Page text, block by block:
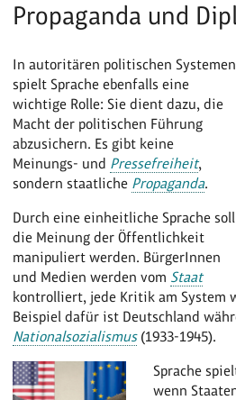
Propaganda und
In autoritären politischen Systemen
spielt Sprache ebenfalls eine
wichtige Rolle: Sie dient dazu, die
Macht der politischen Führung
abzusichern. Es gibt keine
Meinungs- und Pressefreiheit,
sondern staatliche Propaganda.
Durch eine einheitliche Sprache soll
die Meinung der Öffentlichkeit
manipuliert werden. BürgerInnen
und Medien werden vom Staat
kontrolliert, jede Kritik am System
Beispiel dafür ist Deutschland
Nationalsozialismus(1933-1945).
Sprache
wenn